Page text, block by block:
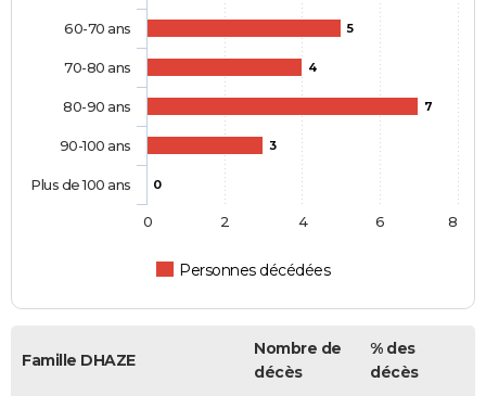
5
4
7
3
0
Personnes décédées
60-70 ans
70-80 ans
80-90 ans
90-100 ans
Plus de 100 ans
0 2 4 6 8
Famille DHAZE
Nombre de
décès
% des
décès